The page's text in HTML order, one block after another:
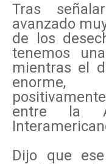
Tras
avanzado
de los
tenemos
mientras el
enorme,
entre la
Dijo que